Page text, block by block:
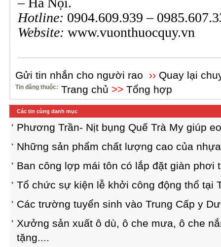
Hotline: 0904.609.939 –
Website: www.vuonthuocquy.vn
Gửi tin nhắn cho người rao ›› Quay lại
Tin đăng thuộc: Trang chủ >> Tổng hợp
Các tin cùng danh mục
Phương Trần- Nịt bụng Quế Trà My giúp
Những sản phẩm chất lượng cao của
Ban công lợp mái tôn có lắp đặt giàn phơi
Tổ chức sự kiện lễ khởi công động thổ tại
Các trường tuyển sinh vào Trung Cấp y
Xưởng sản xuất ô dù, ô che mưa, ô che
tặng....